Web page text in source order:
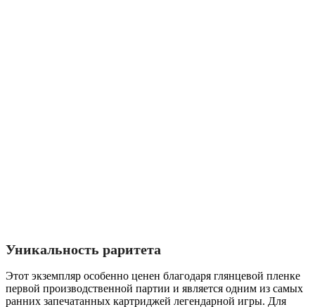
Уникальность раритета
Этот экземпляр особенно ценен благодаря глянцевой пленке
первой производственной партии и является одним из самых
ранних запечатанных картриджей легендарной игры. Для